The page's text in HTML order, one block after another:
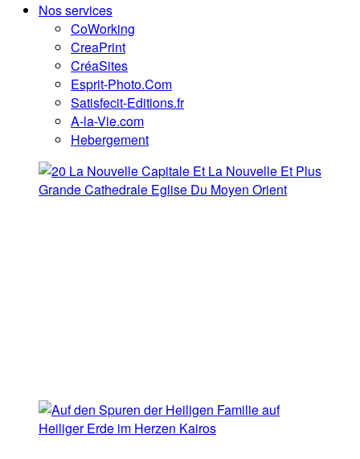
Nos services
CoWorking
CreaPrint
CréaSites
Esprit-Photo.Com
Satisfecit-Editions.fr
A-la-Vie.com
Hebergement